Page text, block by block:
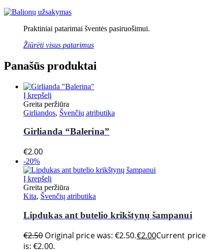
Praktiniai patarimai šventės pasiruošimui.
Žiūrėti visus patarimus
Panašūs produktai
Į krepšelį
Greita peržiūra
Girliandos, Švenčių atributika
Girlianda “Balerina”
€2.00
-20%
Į krepšelį
Greita peržiūra
Kita, Švenčių atributika
Lipdukas ant butelio krikštynų šampanui
€2.50 Original price was: €2.50.€2.00Current price
is: €2.00.